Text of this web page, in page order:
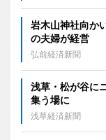
岩木山神社向か
の夫婦が経営
弘前経済新聞
浅草・松が谷
集う場に
浅草経済新聞